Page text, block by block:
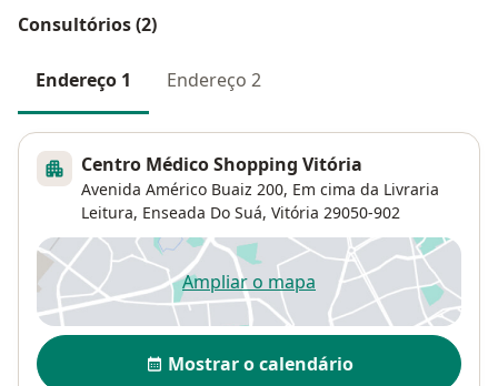
Consultórios (2)
Endereço 1 Endereço 2
Centro Médico Shopping Vitória
Avenida Américo Buaiz 200, Em cima da Livraria
Leitura, Enseada Do Suá, Vitória 29050-902
Ampliar o mapaabre num novo separador
Disponibilidade
Mostrar o calendário